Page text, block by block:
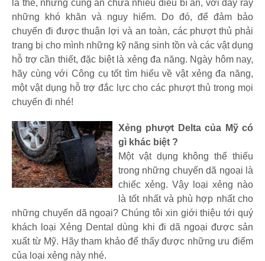
là thế, nhưng cũng ẩn chứa nhiều điều bí ẩn, với đầy rẫy
những khó khăn và nguy hiểm. Do đó, để đảm bảo
chuyến đi được thuận lợi và an toàn, các phượt thủ phải
trang bị cho mình những kỹ năng sinh tồn và các vật dụng
hỗ trợ cần thiết, đặc biệt là xẻng đa năng. Ngày hôm nay,
hãy cùng với Công cụ tốt tìm hiểu về vật xẻng đa năng,
một vật dụng hỗ trợ đắc lực cho các phượt thủ trong mọi
chuyến đi nhé!
Xẻng phượt Delta của Mỹ có
gì khác biệt ?
Một vật dụng không thể thiếu
trong những chuyến dã ngoại là
chiếc xẻng. Vậy loại xẻng nào
là tốt nhất và phù hợp nhất cho
những chuyến dã ngoại? Chúng tôi xin giới thiệu tới quý
khách loại Xẻng Dental dùng khi đi dã ngoại được sản
xuất từ Mỹ. Hãy tham khảo để thấy được những ưu điểm
của loại xẻng này nhé.